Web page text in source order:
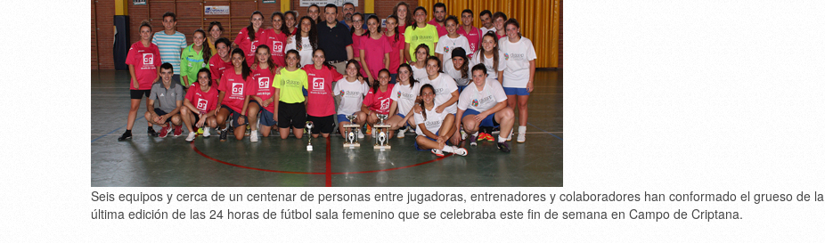
Seis equipos y cerca de un centenar de personas entre jugadoras, entrenadores y colaboradores han conformado el grueso de la
última edición de las 24 horas de fútbol sala femenino que se celebraba este fin de semana en Campo de Criptana.